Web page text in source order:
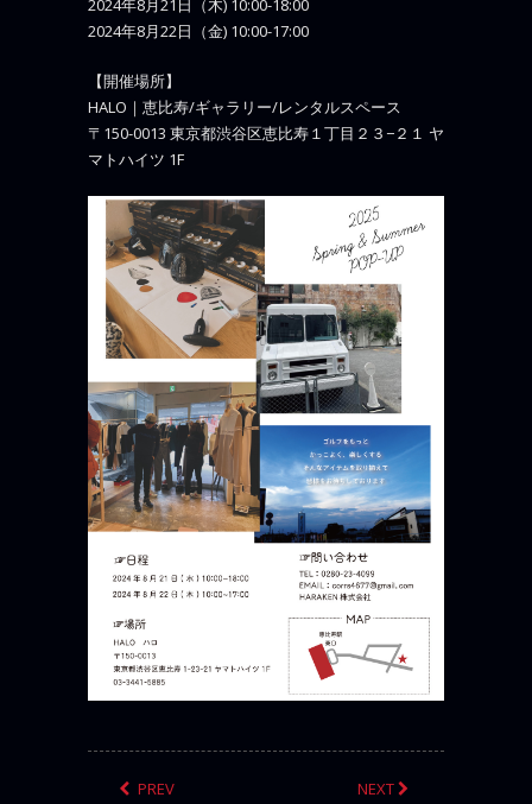
2024年8月21日（木) 10:00-18:00
2024年8月22日（金) 10:00-17:00
【開催場所】
HALO｜恵比寿/ギャラリー/レンタルスペース
〒150-0013 東京都渋谷区恵比寿１丁目２３−２１ ヤ
マトハイツ 1F
PREV NEXT